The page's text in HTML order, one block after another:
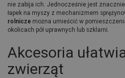
nie zabija ich. Jednocześnie jest
łapek na myszy z mechanizmem
rolnicze można umieścić w
okolicach pół uprawnych lub szklarni.
Akcesoria
zwierząt